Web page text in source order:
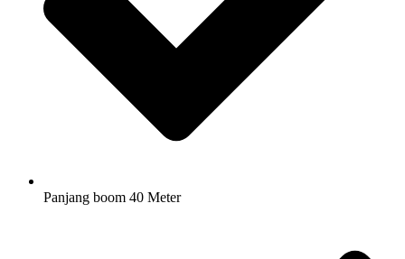
Panjang boom 40 Meter